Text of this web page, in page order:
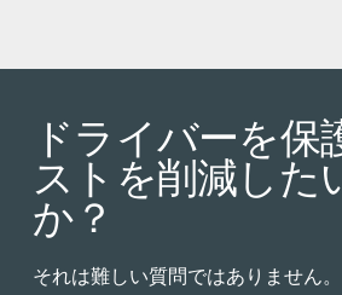
ドライバーを保
ストを削減した
か？
それは難しい質問ではありません